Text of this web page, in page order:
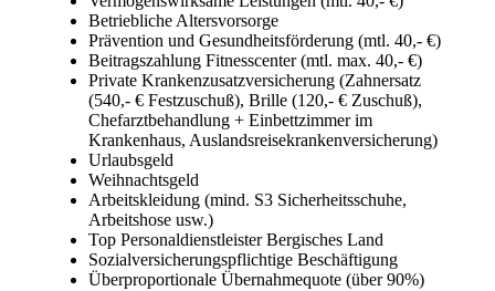
Betriebliche Altersvorsorge
Prävention und Gesundheitsförderung (mtl. 40,- €)
Beitragszahlung Fitnesscenter (mtl. max. 40,- €)
Private Krankenzusatzversicherung (Zahnersatz
(540,- € Festzuschuß), Brille (120,- € Zuschuß),
Chefarztbehandlung + Einbettzimmer im
Krankenhaus, Auslandsreisekrankenversicherung)
Urlaubsgeld
Weihnachtsgeld
Arbeitskleidung (mind. S3 Sicherheitsschuhe,
Arbeitshose usw.)
Top Personaldienstleister Bergisches Land
Sozialversicherungspflichtige Beschäftigung
Überproportionale Übernahmequote (über 90%)